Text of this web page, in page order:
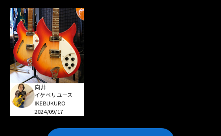
向井
イケベリユース
IKEBUKURO
2024/09/17